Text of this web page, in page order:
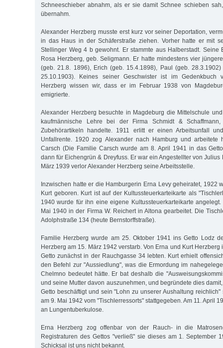
Schneeschieber abnahm, als er sie damit Schnee schieben
übernahm.
Alexander Herzberg musste erst kurz vor seiner Deportation,
in das Haus in der Schäferstraße ziehen. Vorher hatte er mit
Stellinger Weg 4 b gewohnt. Er stammte aus Halberstadt. Seine
Rosa Herzberg, geb. Seligmann. Er hatte mindestens vier
(geb. 21.8. 1896), Erich (geb. 15.4.1898), Paul (geb.
25.10.1903). Keines seiner Geschwister ist im Gedenkbuch
Herzberg wissen wir, dass er im Februar 1938 von
emigrierte.
Alexander Herzberg besuchte in Magdeburg die Mittelschule
kaufmännische Lehre bei der Firma Schmidt &
Zubehörartikeln handelte. 1911 erlitt er einen Arbeitsunfall
Unfallrente. 1920 zog Alexander nach Hamburg und arbeitete
Carsch (Die Familie Carsch wurde am 8. April 1941 in das
dann für Eichengrün & Dreyfuss. Er war ein Angestellter von Julius
März 1939 verlor Alexander Herz­berg seine Arbeitsstelle.
Inzwischen hatte er die Hamburgerin Erna Levy geheiratet, 1922
Kurt geboren. Kurt ist auf der Kultussteuerkarteikarte als
1940 wurde für ihn eine eigene Kultussteuerkarteikarte
Mai 1940 in der Firma W. Reichert in Altona gearbeitet. Die
Adolphstraße 134 (heute Bernstorffstraße).
Familie Herzberg wurde am 25. Oktober 1941 ins Getto Lodz
Herzberg am 15. März 1942 verstarb. Von Erna und Kurt Herzberg
Getto zunächst in der Rauchgasse 34 lebten. Kurt erhielt
den Befehl zur "Aussiedlung", was die Ermordung im
Chelmno bedeutet hätte. Er bat deshalb die
und seine Mutter davon auszunehmen, und begründete dies
Getto beschäftigt und sein "Lohn zu unserer Aushaltung reichlich"
am 9. Mai 1942 vom "Tischlerressorts" stattgegeben. Am 11. April
an Lungentuberkulose.
Erna Herzberg zog offenbar von der Rauch- in die
Registraturen des Gettos "verließ" sie dieses am 1. September
Schicksal ist uns nicht bekannt.